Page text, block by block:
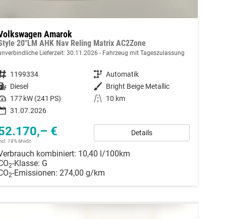
Amarok
20"LM AHK Nav Reling Matrix AC2Zone
Lieferzeit: 30.11.2026 Fahrzeug mit Tageszulassung
Fahrzeugnummer 1199334 Getriebe Automatik
Kraftstoff Diesel Außenfarbe Bright Beige Metallic
Leistung 177 kW (241 PS) Kilometerstand
10 km
31.07.2026
€
19% MwSt.
Details
kombiniert: 10,40 l/100km
2-Klasse: G
2-Emissionen: 274,00 g/km